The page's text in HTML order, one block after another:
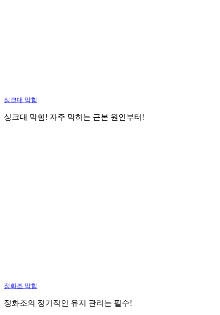
싱크대 막힘
싱크대 막힘! 자주 막히는 근본 원인부터!
정화조 막힘
정화조의 정기적인 유지 관리는 필수!